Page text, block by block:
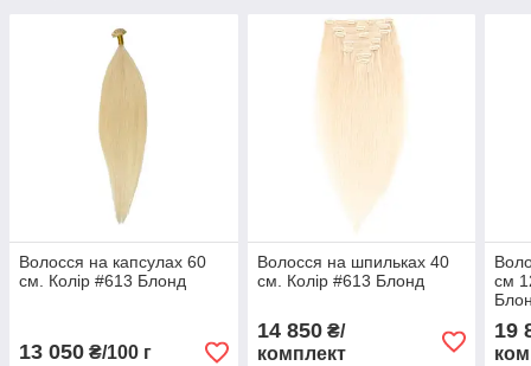
Волосся на капсулах 60
см. Колір #613 Блонд
13 050 ₴/100 г
Волосся на шпильках 40
см. Колір #613 Блонд
14 850₴/
комплект
см
19